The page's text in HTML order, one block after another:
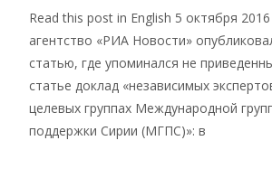
Read this post in English 5 октября
агентство «РИА Новости»
статью, где упоминался не
статье доклад «независимых
целевых группах Международной
поддержки Сирии (МГПС)»: в